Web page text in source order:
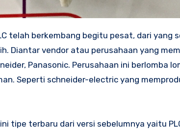
Diantar vendor atau perusahaan yang
Panasonic. Perusahaan ini berlomba
Seperti schneider-electric yang
ini tipe terbaru dari versi sebelumnya yaitu